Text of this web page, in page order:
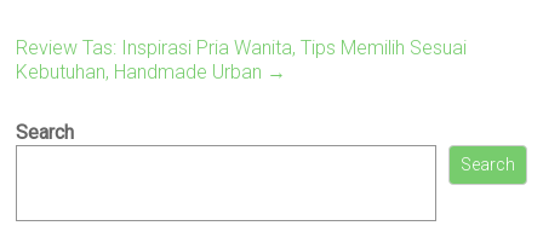
Review Tas: Inspirasi Pria Wanita, Tips Memilih Sesuai
Kebutuhan, Handmade Urban →
Search
Search